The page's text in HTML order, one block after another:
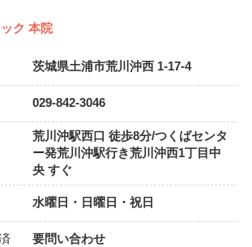
ク 本院
茨城県土浦市荒川沖西 1-17-4
029-842-3046
荒川沖駅西口 徒歩8分/つくばセンタ
ー発荒川沖駅行き荒川沖西1丁目中
央 すぐ
水曜日・日曜日・祝日
要問い合わせ